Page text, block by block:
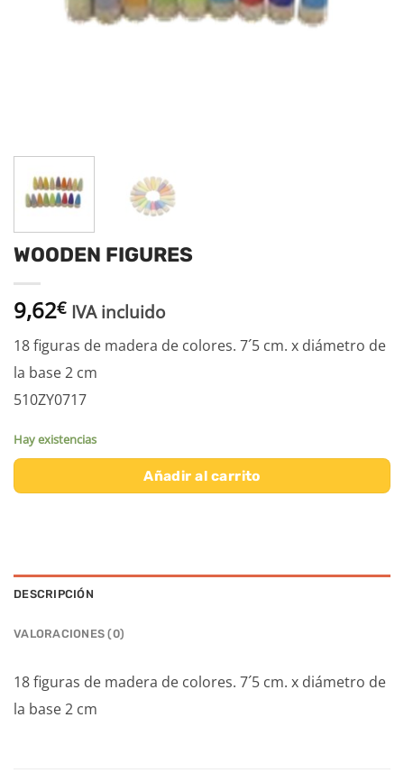
WOODEN FIGURES
9,62€ IVA incluido
18 figuras de madera de colores. 7´5 cm. x diámetro de
la base 2 cm
510ZY0717
Hay existencias
Añadir al carrito
DESCRIPCIÓN
VALORACIONES (0)
18 figuras de madera de colores. 7´5 cm. x diámetro de
la base 2 cm